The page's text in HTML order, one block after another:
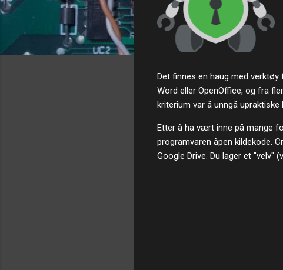
Det finnes en haug med
Word eller OpenOffice, og fra
kriterium var å unngå
Etter å ha vært inne på mange
programvaren åpen kildekode.
Google Drive. Du lager et "velv"